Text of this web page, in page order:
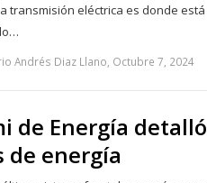
transmisión eléctrica es donde
Andrés Diaz Llano, Octubre 7, 2024
de Energía
de energía